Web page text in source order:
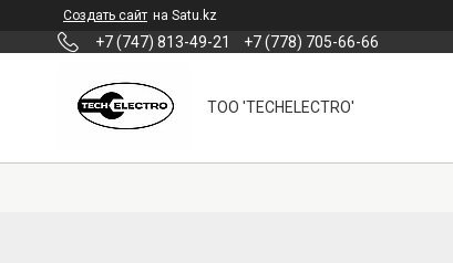
Создать сайт на Satu.kz
+7 (747) 813-49-21 +7 (778) 705-66-66
ТОО 'TECHELECTRO'